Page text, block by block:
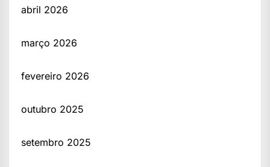
abril 2026
março 2026
fevereiro 2026
outubro 2025
setembro 2025